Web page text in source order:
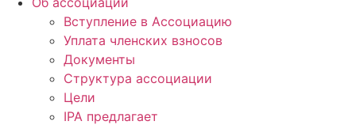
Вступление в Ассоциацию
Уплата членских взносов
Документы
Структура ассоциации
Цели
IPA предлагает